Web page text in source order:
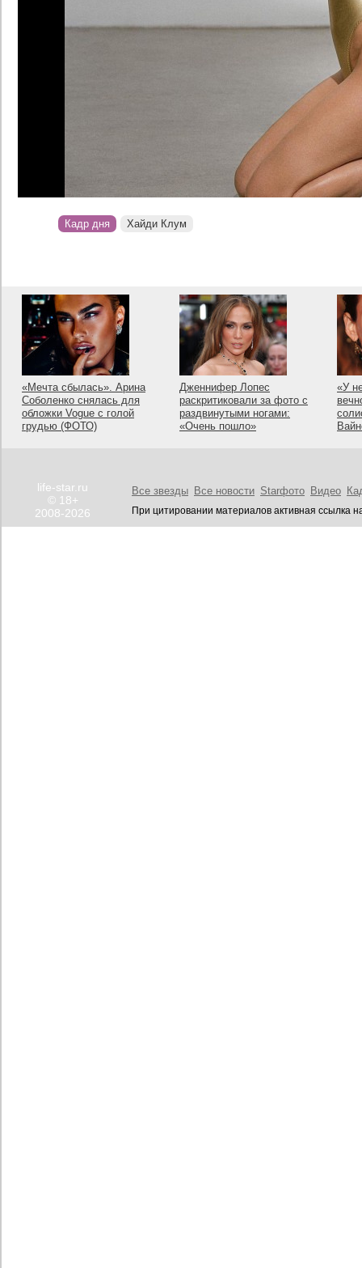
Кадр дня Хайди Клум
«Мечта сбылась». Арина
Соболенко снялась для
обложки Vogue с голой
грудью (ФОТО)
Дженнифер Лопес
раскритиковали за фото с
раздвинутыми ногами:
«Очень пошло»
«У
life-star.ru
© 18+
2008-2026
Все звезды Все новости Starфото Видео
При цитировании материалов активная ссылка